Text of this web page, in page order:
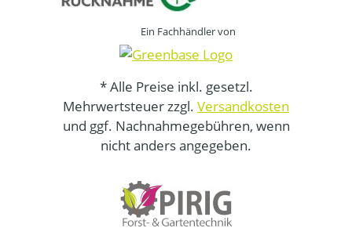
Ein Fachhändler von
* Alle Preise inkl. gesetzl.
Mehrwertsteuer zzgl. Versandkosten
und ggf. Nachnahmegebühren, wenn
nicht anders angegeben.